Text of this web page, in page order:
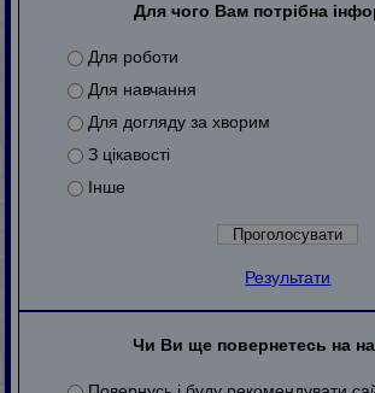
Для чого Вам потрібна
Для роботи
Для навчання
Для догляду за хворим
З цікавості
Інше
Результати
Чи Ви ще повернетесь на